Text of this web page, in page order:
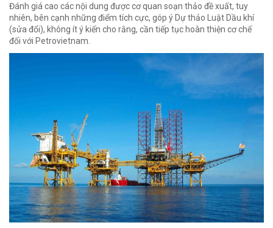
Đánh giá cao các nội dung được cơ quan soạn thảo đề xuất, tuy
nhiên, bên cạnh những điểm tích cực, góp ý Dự thảo Luật Dầu khí
(sửa đổi), không ít ý kiến cho rằng, cần tiếp tục hoàn thiện cơ chế
đối với Petrovietnam.